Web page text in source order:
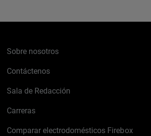
Sobre nosotros
Contáctenos
Sala de Redacción
Carreras
Comparar electrodomésticos Firebox